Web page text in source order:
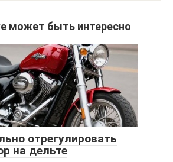
может быть интересно
отрегулировать
на дельте